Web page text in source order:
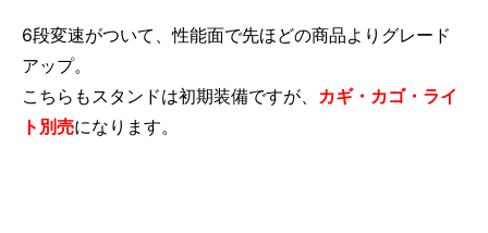
6段変速がついて、性能面で先ほどの商品よりグレード
アップ。
こちらもスタンドは初期装備ですが、 カギ・カゴ・ライ
ト別売になります。